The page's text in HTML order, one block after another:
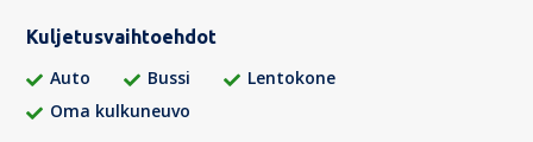
Kuljetusvaihtoehdot
Auto Bussi
Lentokone
Oma kulkuneuvo